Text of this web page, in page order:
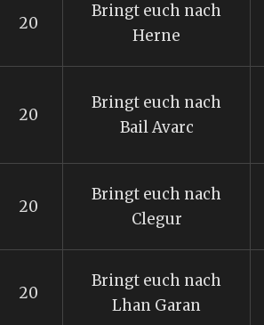
20
Bringt euch nach
Herne
20
Bringt euch nach
Bail Avarc
20
Bringt euch nach
Clegur
20
Bringt euch nach
Lhan Garan